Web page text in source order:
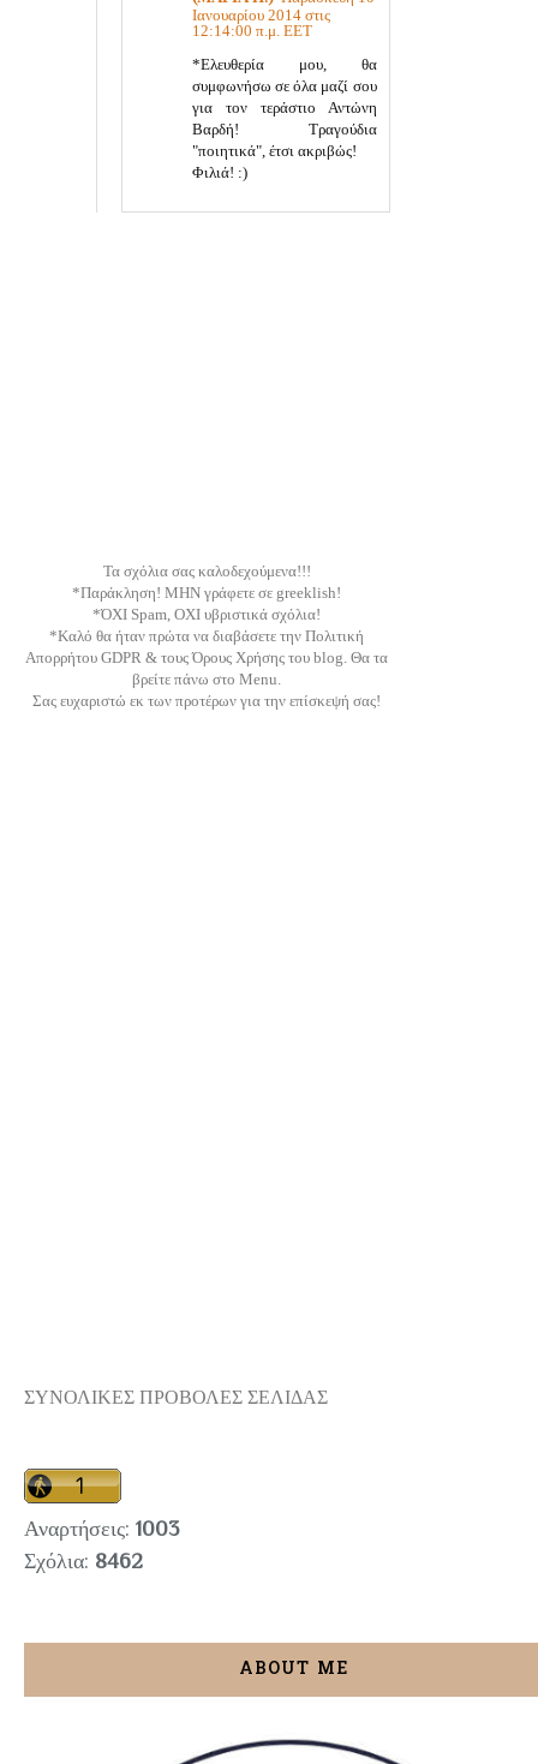
Ιανουαρίου 2014 στις
12:14:00 π.μ. EET
*Ελευθερία μου, θα
συμφωνήσω σε όλα μαζί σου
για τον τεράστιο Αντώνη
Βαρδή! Τραγούδια
"ποιητικά", έτσι ακριβώς!
Φιλιά! :)
Τα σχόλια σας καλοδεχούμενα!!!
*Παράκληση! ΜΗΝ γράφετε σε greeklish!
*ΌΧΙ Spam, ΟΧΙ υβριστικά σχόλια!
*Καλό θα ήταν πρώτα να διαβάσετε την Πολιτική
Απορρήτου GDPR & τους Όρους Χρήσης του blog. Θα τα
βρείτε πάνω στο Menu.
Σας ευχαριστώ εκ των προτέρων για την επίσκεψή σας!
ΣΥΝΟΛΙΚΕΣ ΠΡΟΒΟΛΕΣ ΣΕΛΙΔΑΣ
Αναρτήσεις: 1003
Σχόλια: 8462
ABOUT ME